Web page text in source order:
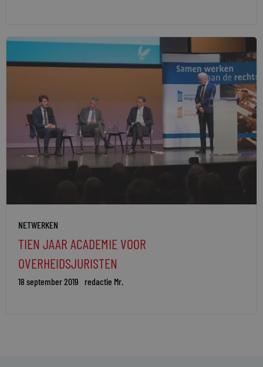
NETWERKEN
TIEN JAAR ACADEMIE VOOR
OVERHEIDSJURISTEN
18 september 2019 redactie Mr.